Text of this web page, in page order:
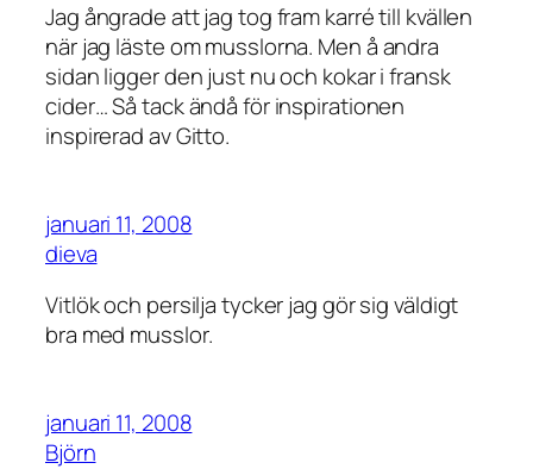
Jag ångrade att jag tog fram karré till kvällen
när jag läste om musslorna. Men å andra
sidan ligger den just nu och kokar i fransk
cider… Så tack ändå för inspirationen
inspirerad av Gitto.
januari 11, 2008
dieva
Vitlök och persilja tycker jag gör sig väldigt
bra med musslor.
januari 11, 2008
Björn